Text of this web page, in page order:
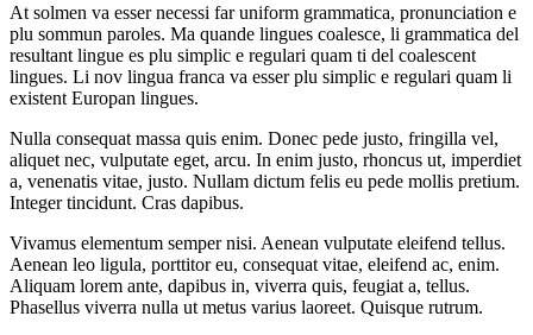
At solmen va esser necessi far uniform grammatica, pronunciation e
plu sommun paroles. Ma quande lingues coalesce, li grammatica del
resultant lingue es plu simplic e regulari quam ti del coalescent
lingues. Li nov lingua franca va esser plu simplic e regulari quam li
existent Europan lingues.
Nulla consequat massa quis enim. Donec pede justo, fringilla vel,
aliquet nec, vulputate eget, arcu. In enim justo, rhoncus ut, imperdiet
a, venenatis vitae, justo. Nullam dictum felis eu pede mollis pretium.
Integer tincidunt. Cras dapibus.
Vivamus elementum semper nisi. Aenean vulputate eleifend tellus.
Aenean leo ligula, porttitor eu, consequat vitae, eleifend ac, enim.
Aliquam lorem ante, dapibus in, viverra quis, feugiat a, tellus.
Phasellus viverra nulla ut metus varius laoreet. Quisque rutrum.